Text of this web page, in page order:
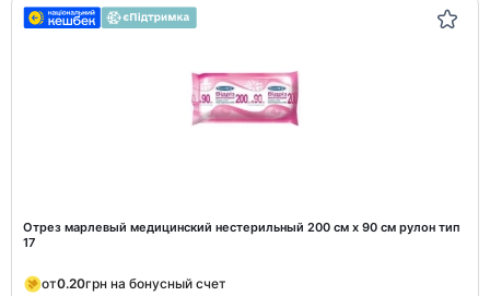
Отрез марлевый медицинский нестерильный 200 см х 90 см рулон тип
17
от0.20грн на бонусный счет